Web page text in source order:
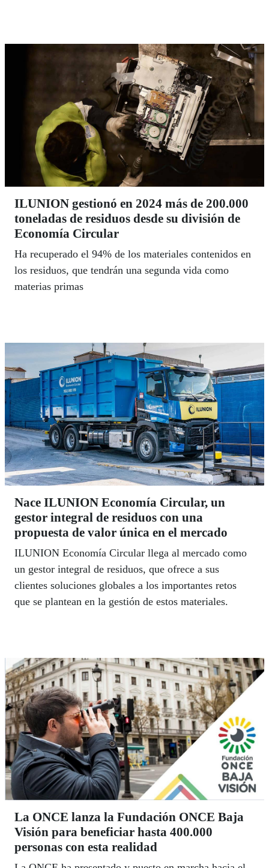
ILUNION gestionó en 2024 más de 200.000
toneladas de residuos desde su división de
Economía Circular
Ha recuperado el 94% de los materiales contenidos en
los residuos, que tendrán una segunda vida como
materias primas
Nace ILUNION Economía Circular, un
gestor integral de residuos con una
propuesta de valor única en el mercado
ILUNION Economía Circular llega al mercado como
un gestor integral de residuos, que ofrece a sus
clientes soluciones globales a los importantes retos
que se plantean en la gestión de estos materiales.
La ONCE lanza la Fundación ONCE Baja
Visión para beneficiar hasta 400.000
personas con esta realidad